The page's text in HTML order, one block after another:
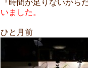
『時間が足りないから
いました。
ひと